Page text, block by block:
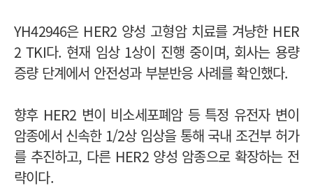
YH42946은 HER2 양성 고형암 치료를 겨냥한 HER
2 TKI다. 현재 임상 1상이 진행 중이며, 회사는 용량
증량 단계에서 안전성과 부분반응 사례를 확인했다.
향후 HER2 변이 비소세포폐암 등 특정 유전자 변이
암종에서 신속한 1/2상 임상을 통해 국내 조건부 허가
를 추진하고, 다른 HER2 양성 암종으로 확장하는 전
략이다.